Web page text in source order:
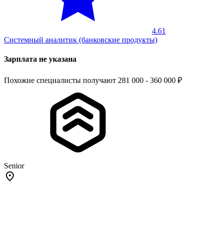
4.61
Системный аналитик (банковские продукты)
Зарплата не указана
Похожие специалисты получают 281 000 - 360 000 ₽
Senior